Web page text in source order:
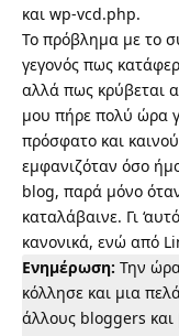
και wp-vcd.php.
Το πρόβλημα με το
γεγονός πως
αλλά πως κρύβεται
μου πήρε πολύ ώρα
πρόσφατο και
εμφανιζόταν όσο
blog, παρά μόνο
καταλάβαινε. Γι
κανονικά, ενώ από
Ενημέρωση: Την
κόλλησε και μια
άλλους bloggers και